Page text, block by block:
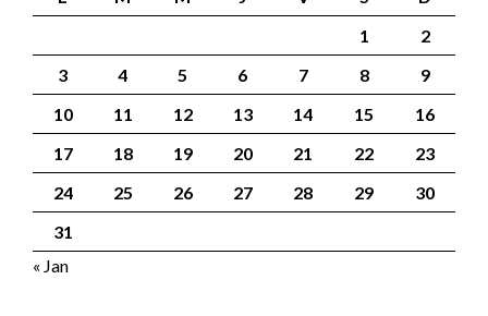
1
2
3
4 5 6 7 8
9
10
11 12 13 14 15
16
17
18 19 20 21 22
23
24
25 26 27 28 29
30
31
« Jan